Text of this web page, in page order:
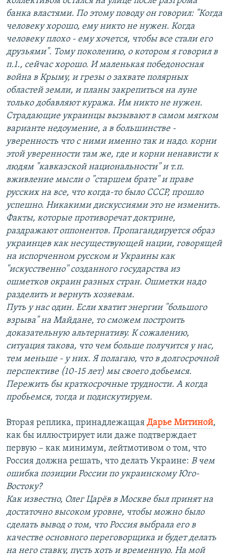
банка властями. По этому поводу он говорил: "Когда
человеку хорошо, ему никто не нужен. Когда
человеку плохо - ему хочется, чтобы все стали его
друзьями". Тому поколению, о котором я говорил в
п.1., сейчас хорошо. И маленькая победоносная
война в Крыму, и грезы о захвате полярных
областей земли, и планы закрепиться на луне
только добавляют куража. Им никто не нужен.
Страдающие украинцы вызывают в самом мягком
варианте недоумение, а в большинстве -
уверенность что с ними именно так и надо. корни
этой уверенности там же, где и корни ненависти к
людям "кавказской национальности" и т.п.
вживление мысли о "старшем брате" и праве
русских на все, что когда-то было СССР, прошло
успешно. Никакими дискуссиями это не изменить.
Факты, которые противоречат доктрине,
раздражают оппонентов. Пропагандируется образ
украинцев как несуществующей нации, говорящей
на испорченном русском и Украины как
"искусственно" созданного государства из
ошметков окраин разных стран. Ошметки надо
разделить и вернуть хозяевам.
Путь у нас один. Если хватит энергии "большого
взрыва" на Майдане, то сможем построить
доказательную альтернативу. К сожалению,
ситуация такова, что чем больше получится у нас,
тем меньше - у них. Я полагаю, что в долгосрочной
перспективе (10-15 лет) мы своего добьемся.
Пережить бы краткосрочные трудности. А когда
пробьемся, тогда и подискутируем.
Вторая реплика, принадлежащая Дарье Митиной,
как бы иллюстрирует или даже подтверждает
первую – как минимум, лейтмотивом о том, что
Россия должна решать, что делать Украине: В чем
ошибка позиции России по украинскому Юго-
Востоку?
Как известно, Олег Царёв в Москве был принят на
достаточно высоком уровне, чтобы можно было
сделать вывод о том, что Россия выбрала его в
качестве основного переговорщика и будет делать
на него ставку, пусть хоть и временную. На мой